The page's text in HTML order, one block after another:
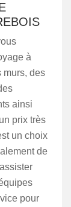
à
murs, des
ainsi
prix très
un choix
de
pour